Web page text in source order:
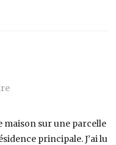
maison sur une parcelle
principale. J’ai lu